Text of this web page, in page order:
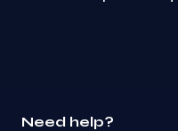
Need help?